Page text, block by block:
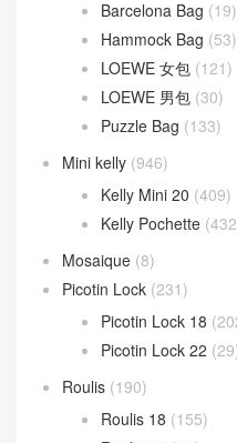
Kelly depeches(31)
Lindy (341)
Lindy 26CM(164)
Lindy 30CM(47)
Lindy mini(131)
Loewe 羅意威(391)
Barcelona Bag(19)
Hammock Bag (53)
LOEWE 女包
LOEWE 男包
Puzzle Bag (133)
Mini kelly(946)
Kelly Mini 20
Kelly Pochette
(432)